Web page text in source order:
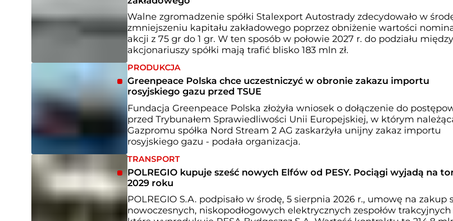
Walne zgromadzenie spółki Stalexport Autostrady zdecydowało w
zmniejszeniu kapitału zakładowego poprzez obniżenie wartości
akcji z 75 gr do 1 gr. W ten sposób w połowie 2027 r. do podziału między
akcjonariuszy spółki mają trafić blisko 183 mln zł.
PRODUKCJA
Greenpeace Polska chce uczestniczyć w obronie zakazu importu
rosyjskiego gazu przed TSUE
Fundacja Greenpeace Polska złożyła wniosek o dołączenie do
przed Trybunałem Sprawiedliwości Unii Europejskiej, w którym
Gazpromu spółka Nord Stream 2 AG zaskarżyła unijny zakaz importu
rosyjskiego gazu - podała organizacja.
TRANSPORT
POLREGIO kupuje sześć nowych Elfów od PESY. Pociągi wyjadą na
2029 roku
POLREGIO S.A. podpisało w środę, 5 sierpnia 2026 r., umowę na zakup
nowoczesnych, niskopodłogowych elektrycznych zespołów trakcyjnych